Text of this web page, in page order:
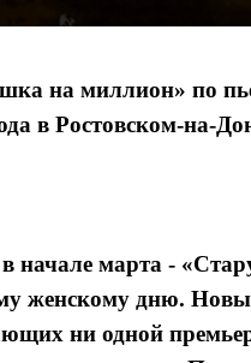
на миллион» по
в Ростовском-на-
начале марта -
женскому дню.
ни одной